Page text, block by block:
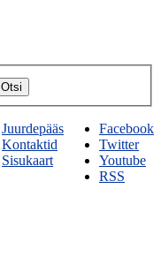
Otsi
Facebook
Twitter
Youtube
RSS
Juurdepääs
Kontaktid
Sisukaart